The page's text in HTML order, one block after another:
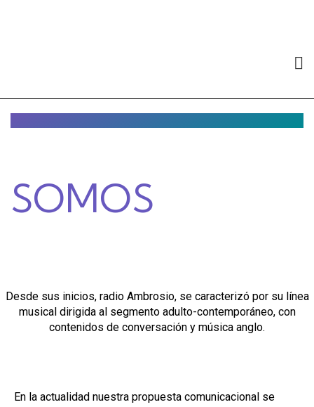
SOMOS
Desde sus inicios, radio Ambrosio, se caracterizó por su línea
musical dirigida al segmento adulto-contemporáneo, con
contenidos de conversación y música anglo.
En la actualidad nuestra propuesta comunicacional se